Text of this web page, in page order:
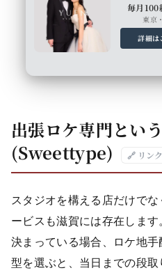
毎月100
東京
詳細は
出張ロケ専門とい
(Sweettype)
🔗 リン
スタジオを構える店だけで
ービスも滋賀には存在しま
決まっている場合、ロケ地
型を選ぶと、当日までの段取